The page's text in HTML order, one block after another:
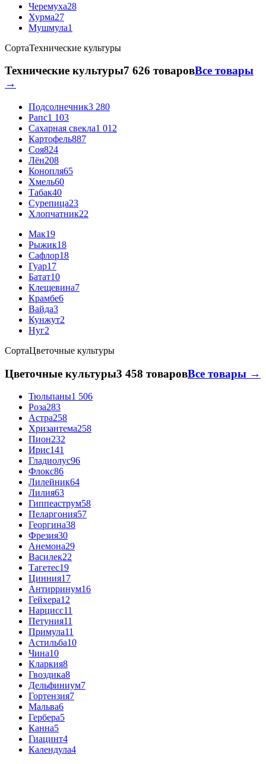
Черемуха28
Хурма27
Мушмула1
СортаТехнические культуры
Технические культуры7 626 товаровВсе товары
→
Подсолнечник3 280
Рапс1 103
Сахарная свекла1 012
Картофель887
Соя824
Лён208
Конопля65
Хмель60
Табак40
Сурепица23
Хлопчатник22
Мак19
Рыжик18
Сафлор18
Гуар17
Батат10
Клещевина7
Крамбе6
Вайда3
Кунжут2
Нуг2
СортаЦветочные культуры
Цветочные культуры3 458 товаровВсе товары →
Тюльпаны1 506
Роза283
Астра258
Хризантема258
Пион232
Ирис141
Гладиолус96
Флокс86
Лилейник64
Лилия63
Гиппеаструм58
Пеларгония57
Георгина38
Фрезия30
Анемона29
Василек22
Тагетес19
Цинния17
Антирринум16
Гейхера12
Нарцисс11
Петуния11
Примула11
Астильба10
Чина10
Кларкия8
Гвоздика8
Дельфиниум7
Гортензия7
Мальва6
Гербера5
Канна5
Гиацинт4
Календула4